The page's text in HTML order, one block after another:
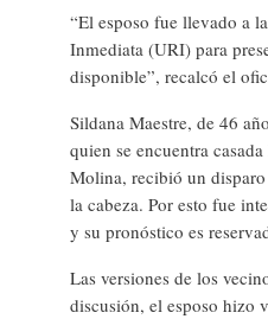
“El esposo fue llevado a
Inmediata (URI) para
disponible”, recalcó el
Sildana Maestre, de 46
quien se encuentra
Molina, recibió un
la cabeza. Por esto fue
y su pronóstico es
Las versiones de los
discusión, el esposo hizo